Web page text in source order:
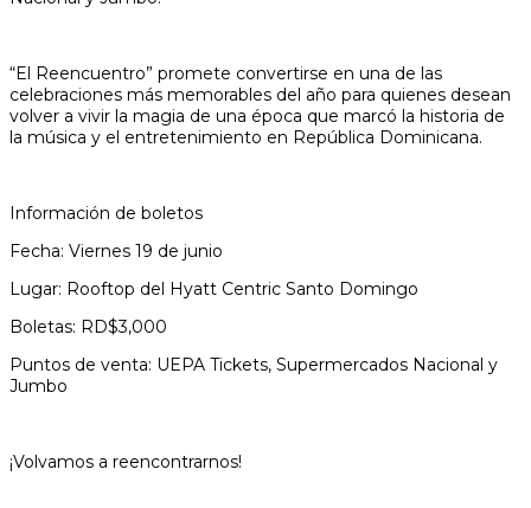
“El Reencuentro” promete convertirse en una de las
celebraciones más memorables del año para quienes desean
volver a vivir la magia de una época que marcó la historia de
la música y el entretenimiento en República Dominicana.
Información de boletos
Fecha: Viernes 19 de junio
Lugar: Rooftop del Hyatt Centric Santo Domingo
Boletas: RD$3,000
Puntos de venta: UEPA Tickets, Supermercados Nacional y
Jumbo
¡Volvamos a reencontrarnos!